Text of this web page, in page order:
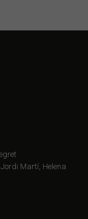
Martí, Helena